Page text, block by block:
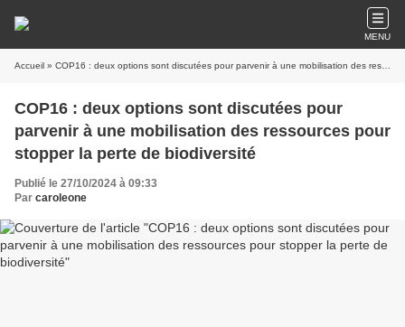
MENU
Accueil » COP16 : deux options sont discutées pour parvenir à une mobilisation des ressources pour stopper la perte de biodiversité
COP16 : deux options sont discutées pour
parvenir à une mobilisation des ressources pour
stopper la perte de biodiversité
Publié le 27/10/2024 à 09:33
Par caroleone